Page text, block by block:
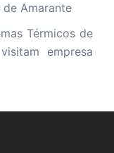
de Amarante
Térmicos de
empresa